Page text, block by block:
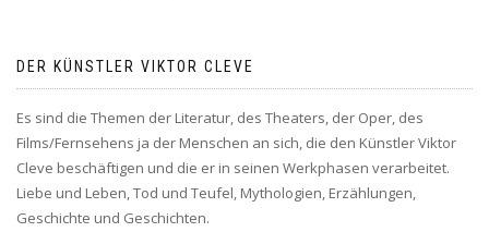
DER KÜNSTLER VIKTOR CLEVE
Es sind die Themen der Literatur, des Theaters, der Oper, des
Films/Fernsehens ja der Menschen an sich, die den Künstler Viktor
Cleve beschäftigen und die er in seinen Werkphasen verarbeitet.
Liebe und Leben, Tod und Teufel, Mythologien, Erzählungen,
Geschichte und Geschichten.